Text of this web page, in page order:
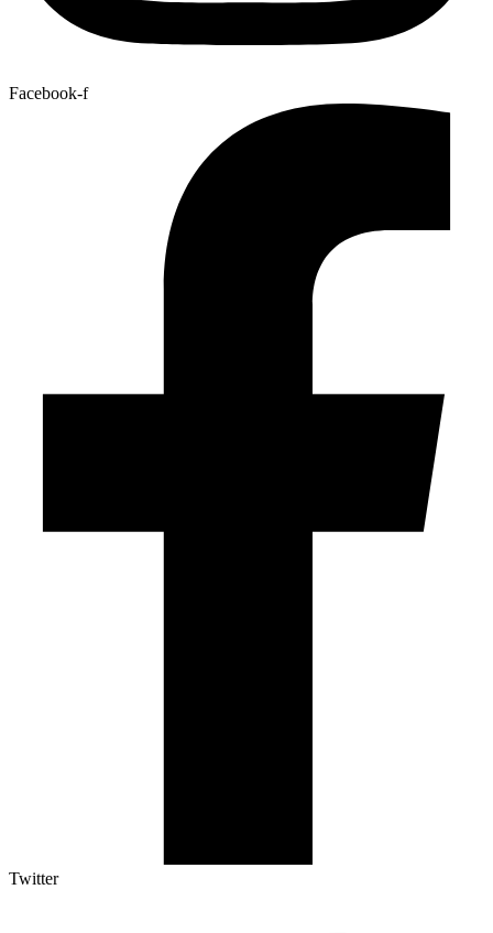
Facebook-f
Twitter